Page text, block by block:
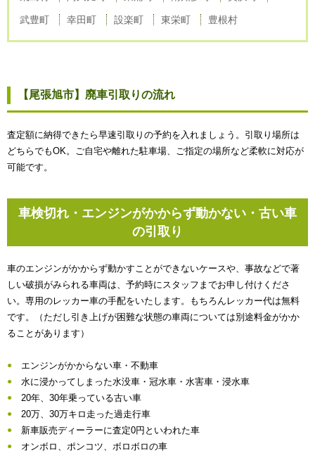
武豊町 幸田町 設楽町 東栄町 豊根村
【尾張旭市】廃車引取りの流れ
査定額に納得できたら早速引取りの予約を入れましょう。引取り場所は
どちらでもOK。ご自宅や離れた駐車場、ご指定の場所など柔軟に対応が
可能です。
車検切れ・エンジンがかからず動かない・古い車
の引取り
車のエンジンがかからず動かすことができないケースや、事故などで著
しい破損がみられる車両は、予約時にスタッフまでお申し付けくださ
い。専用のレッカー車の手配をいたします。もちろんレッカー代は無料
です。（ただし引き上げが困難な状態の車両については別途料金がかか
ることがあります）
エンジンがかからない車・不動車
水に浸かってしまった水没車・冠水車・水害車・浸水車
20年、30年乗っている古い車
20万、30万キロ走った過走行車
新車販売ディーラーに査定0円といわれた車
オンボロ、ポンコツ、ボロボロの車